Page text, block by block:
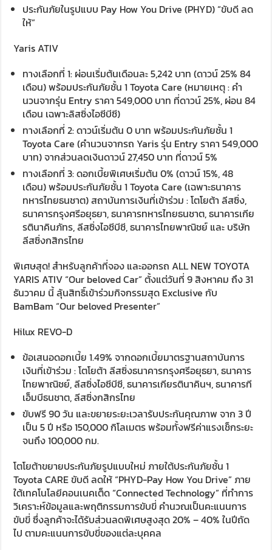
ประกันภัยในรูปแบบ Pay How You Drive (PHYD) “ขับดี ลด
ให้”
Yaris ATIV
ทางเลือกที่ 1: ผ่อนเริ่มต้นเดือนละ 5,242 บาท (ดาวน์ 25% 84
เดือน) พร้อมประกันภัยชั้น 1 Toyota Care (หมายเหตุ : คำ
นวนจากรุ่น Entry ราคา 549,000 บาท ที่ดาวน์ 25%, ผ่อน 84
เดือน เฉพาะลิสซิ่งไอซีบีซี)
ทางเลือกที่ 2: ดาวน์เริ่มต้น 0 บาท พร้อมประกันภัยชั้น 1
Toyota Care (คำนวนจากรถ Yaris รุ่น Entry ราคา 549,000
บาท) จากส่วนลดเงินดาวน์ 27,450 บาท ที่ดาวน์ 5%
ทางเลือกที่ 3: ดอกเบี้ยพิเศษเริ่มต้น 0% (ดาวน์ 15%, 48
เดือน) พร้อมประกันภัยชั้น 1 Toyota Care (เฉพาะธนาคาร
ทหารไทยธนชาต) สถาบันการเงินที่เข้าร่วม : โตโยต้า ลีสซิ่ง,
ธนาคารกรุงศรีอยุธยา, ธนาคารทหารไทยธนชาต, ธนาคารเกีย
รตินาคินภัทร, ลีสซิ่งไอซีบีซี, ธนาคารไทยพาณิชย์ และ บริษัท
ลีสซิ่งกสิกรไทย
พิเศษสุด! สำหรับลูกค้าที่จอง และออกรถ ALL NEW TOYOTA
YARIS ATIV “Our beloved Car” ตั้งแต่วันที่ 9 สิงหาคม ถึง 31
ธันวาคม นี้ ลุ้นสิทธิ์เข้าร่วมกิจกรรมสุด Exclusive กับ
BamBam “Our beloved Presenter”
Hilux REVO-D
ข้อเสนอดอกเบี้ย 1.49% จากดอกเบี้ยมาตรฐานสถาบันการ
เงินที่เข้าร่วม : โตโยต้า ลีสซิ่งธนาคารกรุงศรีอยุธยา, ธนาคาร
ไทยพาณิชย์, ลีสซิ่งไอซีบีซี, ธนาคารเกียรตินาคินฯ, ธนาคารที
เอ็มบีธนชาต, ลีสซิ่งกสิกรไทย
ขับฟรี 90 วัน และขยายระยะเวลารับประกันคุณภาพ จาก 3 ปี
เป็น 5 ปี หรือ 150,000 กิโลเมตร พร้อมทั้งฟรีค่าแรงเช็กระยะ
จนถึง 100,000 กม.
โตโยต้าขยายประกันภัยรูปแบบใหม่ ภายใต้ประกันภัยชั้น 1
Toyota CARE ขับดี ลดให้ “PHYD-Pay How You Drive” ภาย
ใต้เทคโนโลยีคอนเนคเต็ด “Connected Technology” ที่ทำการ
วิเคราะห์ข้อมูลและพฤติกรรมการขับขี่ คำนวณเป็นคะแนนการ
ขับขี่ ซึ่งลูกค้าจะได้รับส่วนลดพิเศษสูงสุด 20% – 40% ในปีถัด
ไป ตามคะแนนการขับขี่ของแต่ละบุคคล